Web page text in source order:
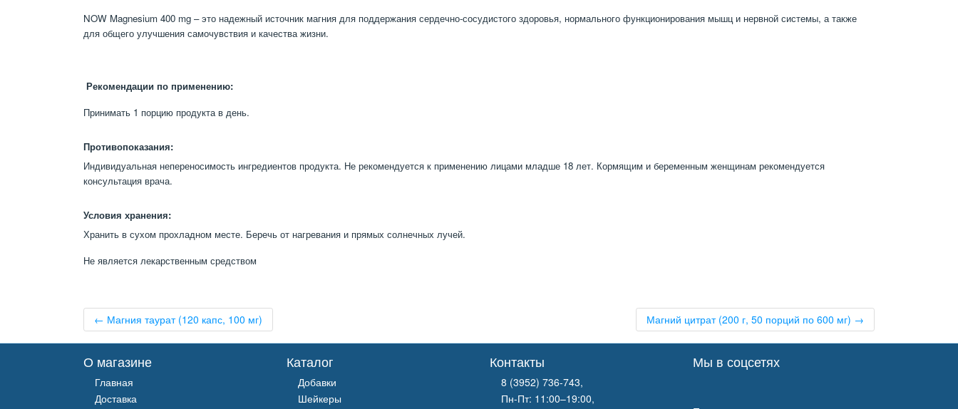
NOW Magnesium 400 mg – это надежный источник магния для поддержания сердечно-сосудистого здоровья, нормального функционирования мышц и нервной системы, а также
для общего улучшения самочувствия и качества жизни.
Рекомендации по применению:
Принимать 1 порцию продукта в день.
Противопоказания:
Индивидуальная непереносимость ингредиентов продукта. Не рекомендуется к применению лицами младше 18 лет. Кормящим и беременным женщинам рекомендуется
консультация врача.
Условия хранения:
Хранить в сухом прохладном месте. Беречь от нагревания и прямых солнечных лучей.
Не является лекарственным средством
← Магния таурат (120 капс, 100 мг) Магний цитрат (200 г, 50 порций по 600 мг) →
О магазине
Главная
Доставка
Каталог
Добавки
Шейкеры
Контакты
8 (3952) 736-743,
Пн-Пт: 11:00–19:00,
Мы в соцсетях